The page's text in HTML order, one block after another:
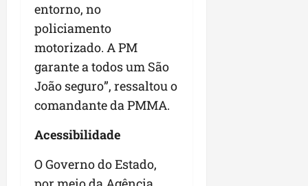
entorno, no
policiamento
motorizado. A PM
garante a todos um São
João seguro”, ressaltou o
comandante da PMMA.
Acessibilidade
O Governo do Estado,